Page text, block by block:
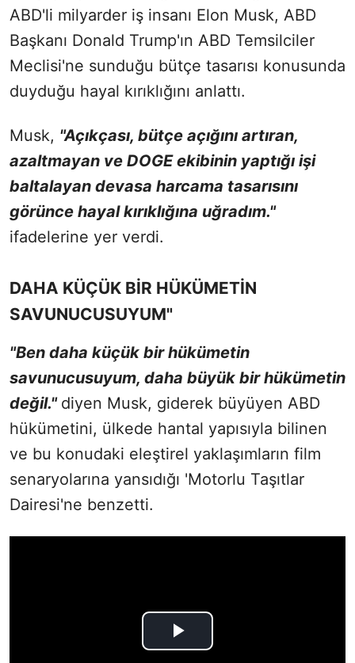
ABD'li milyarder iş insanı Elon Musk, ABD
Başkanı Donald Trump'ın ABD Temsilciler
Meclisi'ne sunduğu bütçe tasarısı konusunda
duyduğu hayal kırıklığını anlattı.
Musk, "Açıkçası, bütçe açığını artıran,
azaltmayan ve DOGE ekibinin yaptığı işi
baltalayan devasa harcama tasarısını
görünce hayal kırıklığına uğradım."
ifadelerine yer verdi.
DAHA KÜÇÜK BİR HÜKÜMETİN
SAVUNUCUSUYUM"
"Ben daha küçük bir hükümetin
savunucusuyum, daha büyük bir hükümetin
değil." diyen Musk, giderek büyüyen ABD
hükümetini, ülkede hantal yapısıyla bilinen
ve bu konudaki eleştirel yaklaşımların film
senaryolarına yansıdığı 'Motorlu Taşıtlar
Dairesi'ne benzetti.